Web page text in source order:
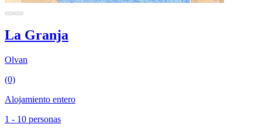
La Granja
Olvan
(0)
Alojamiento entero
1 - 10 personas